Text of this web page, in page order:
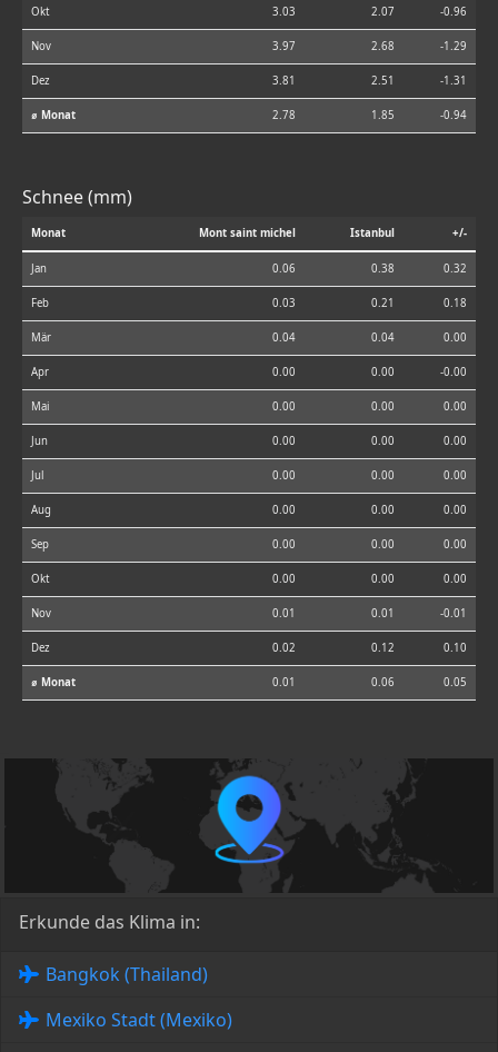
Okt 3.03 2.07 -0.96
Nov 3.97 2.68 -1.29
Dez 3.81 2.51 -1.31
⌀ Monat 2.78 1.85 -0.94
Schnee (mm)
Monat Mont saint michel Istanbul +/-
Jan 0.06 0.38 0.32
Feb 0.03 0.21 0.18
Mär 0.04 0.04 0.00
Apr 0.00 0.00 -0.00
Mai 0.00 0.00 0.00
Jun 0.00 0.00 0.00
Jul 0.00 0.00 0.00
Aug 0.00 0.00 0.00
Sep 0.00 0.00 0.00
Okt 0.00 0.00 0.00
Nov 0.01 0.01 -0.01
Dez 0.02 0.12 0.10
⌀ Monat 0.01 0.06 0.05
Erkunde das Klima in:
Bangkok (Thailand)
Mexiko Stadt (Mexiko)